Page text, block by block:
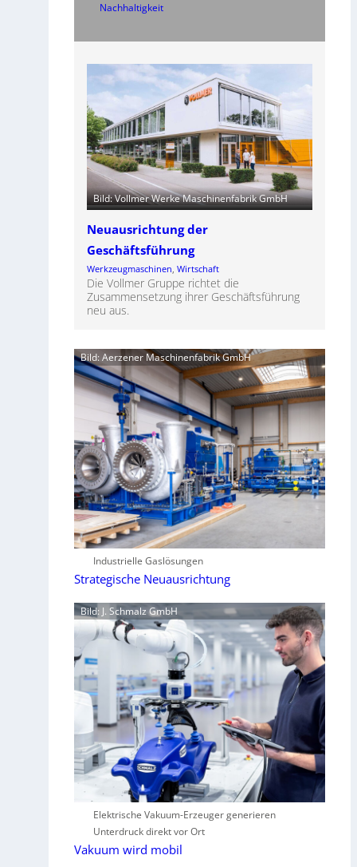
Nachhaltigkeit
Bild: Vollmer Werke Maschinenfabrik GmbH
Neuausrichtung der
Geschäftsführung
Werkzeugmaschinen , Wirtschaft
Die Vollmer Gruppe richtet die
Zusammensetzung ihrer Geschäftsführung
neu aus.
Bild: Aerzener Maschinenfabrik GmbH
Industrielle Gaslösungen
Strategische Neuausrichtung
Bild: J. Schmalz GmbH
Elektrische Vakuum-Erzeuger generieren
Unterdruck direkt vor Ort
Vakuum wird mobil